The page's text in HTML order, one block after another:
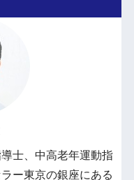
士、中高老年運動指
ー東京の銀座にある